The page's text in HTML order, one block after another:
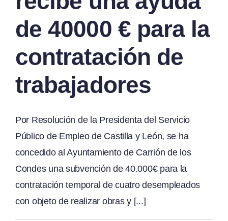
de 40000 € para la
contratación de
trabajadores
Por Resolución de la Presidenta del Servicio
Público de Empleo de Castilla y León, se ha
concedido al Ayuntamiento de Carrión de los
Condes una subvención de 40.000€ para la
contratación temporal de cuatro desempleados
con objeto de realizar obras y [...]